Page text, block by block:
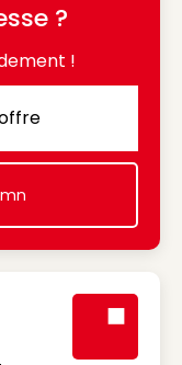
?
!
à cette offre